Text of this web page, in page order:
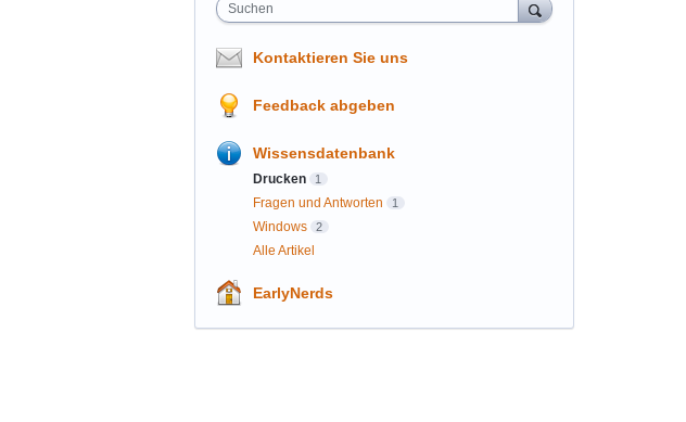
Suchen
Kontaktieren Sie uns
Feedback abgeben
Wissensdatenbank
Drucken 1
Fragen und Antworten 1
Windows 2
Alle Artikel
EarlyNerds